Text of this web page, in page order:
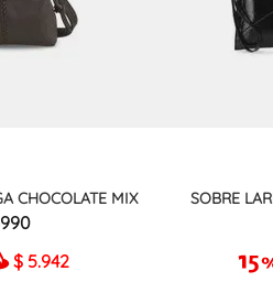
CHOCOLATE MIX
$ 5.942
SOBRE